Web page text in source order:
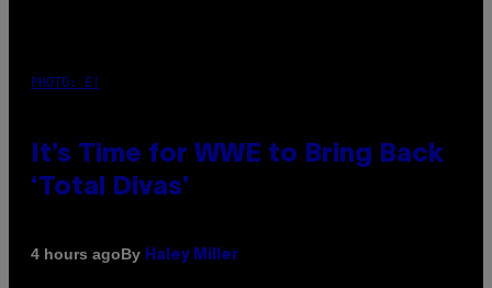
PHOTO: E!
It’s Time for WWE to Bring Back
‘Total Divas’
4 hours agoBy Haley Miller